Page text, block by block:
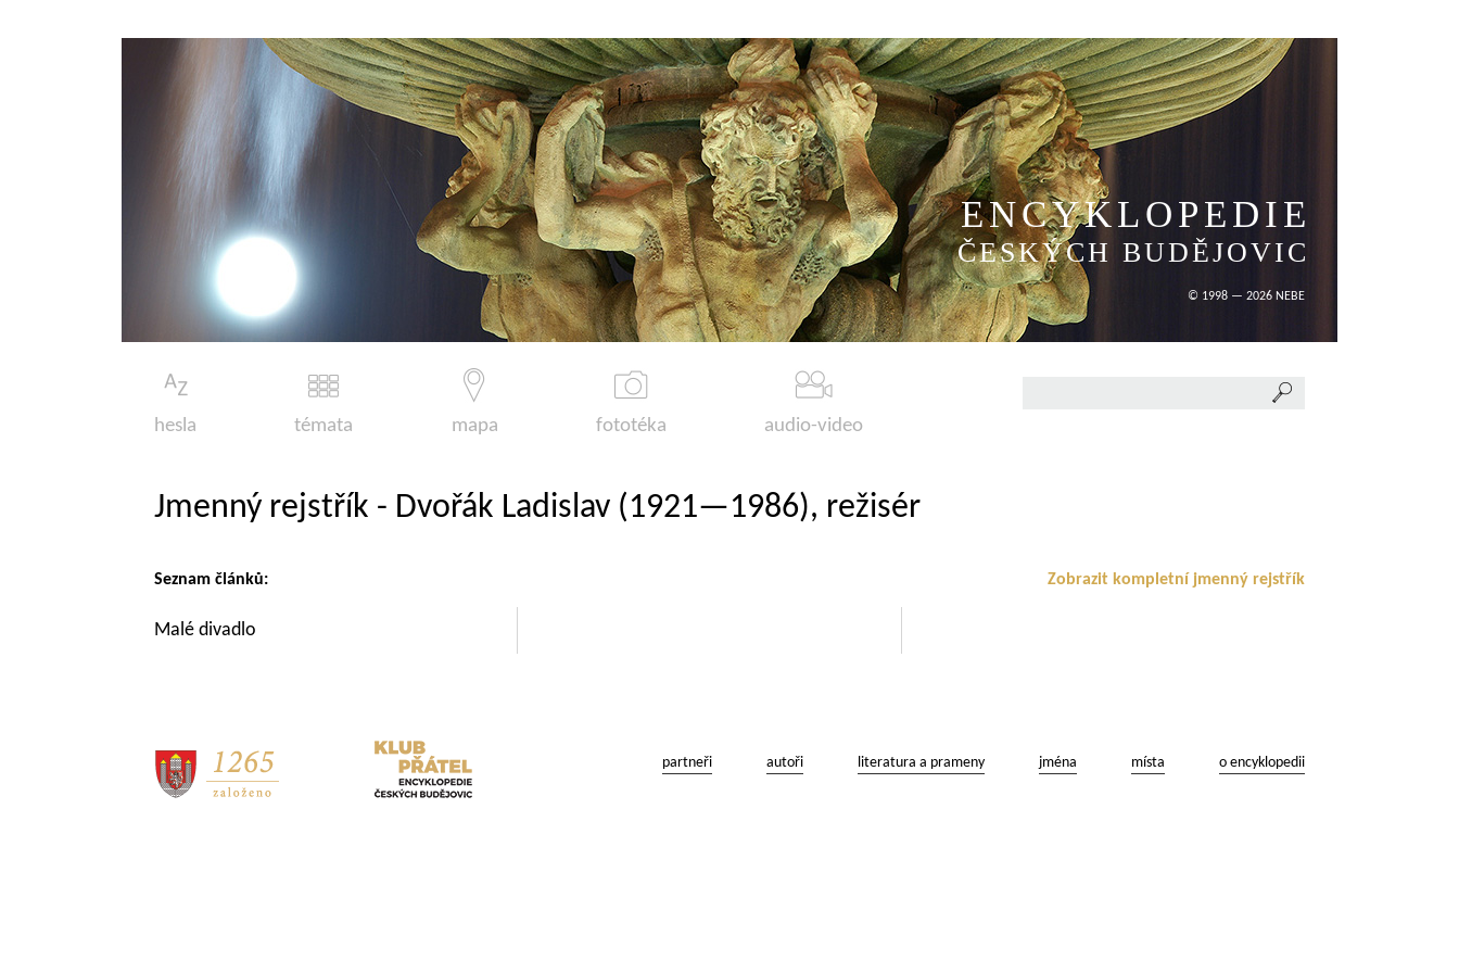
ENCYKLOPEDIE
ČESKÝCH BUDĚJOVIC
© 1998 — 2026 NEBE
hesla témata mapa fototéka audio-video
Jmenný rejstřík - Dvořák Ladislav (1921—1986), režisér
Zobrazit kompletní jmenný rejstřík
Seznam článků:
Malé divadlo
partneři autoři literatura a prameny jména místa o encyklopedii